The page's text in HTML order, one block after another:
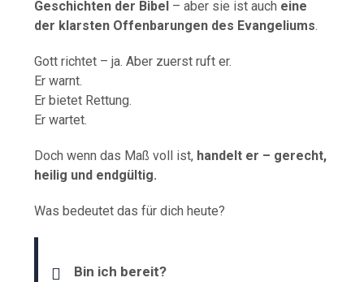
Geschichten der Bibel – aber sie ist auch eine
der klarsten Offenbarungen des Evangeliums.
Gott richtet – ja. Aber zuerst ruft er.
Er warnt.
Er bietet Rettung.
Er wartet.
Doch wenn das Maß voll ist, handelt er – gerecht,
heilig und endgültig.
Was bedeutet das für dich heute?
Bin ich bereit?